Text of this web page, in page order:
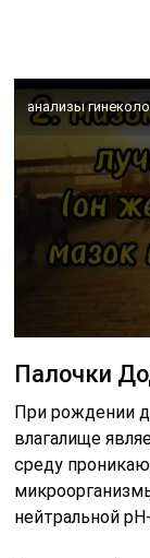
Палочки
При рождении
влагалище
среду
нейтральной